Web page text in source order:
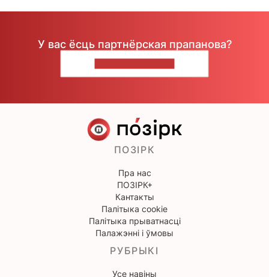
У вас ёсць партнёрская прапанова?
ПОЗІРК
Пра нас
ПОЗІРК+
Кантакты
Палітыка cookie
Палітыка прыватнасці
Палажэнні і ўмовы
РУБРЫКІ
Усе навіны